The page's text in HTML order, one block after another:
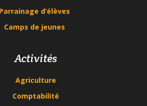
Parrainage d’élèves
Camps de jeunes
Activités
Agriculture
Comptabilité